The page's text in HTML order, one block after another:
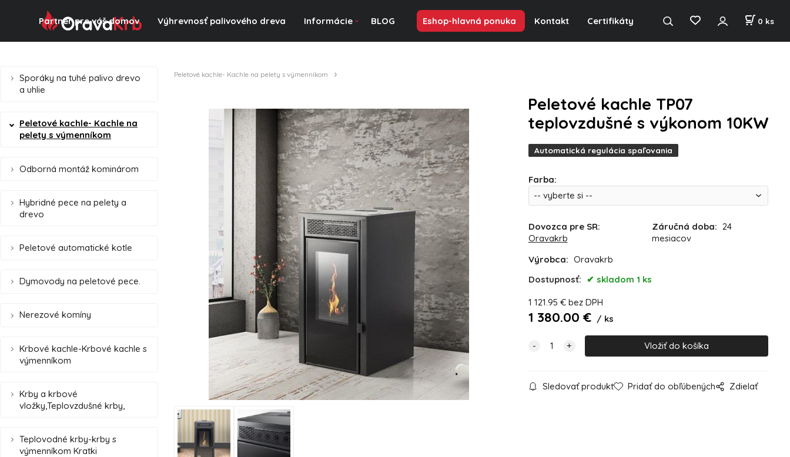
Partner pre váš domov Výhrevnosť palivového dreva Informácie BLOG Eshop-hlavná ponuka Kontakt Certifikáty 0 ks
Sporáky na tuhé palivo drevo
a uhlie
Peletové kachle- Kachle na
pelety s výmenníkom
Odborná montáž kominárom
Hybridné pece na pelety a
drevo
Peletové automatické kotle
Dymovody na peletové pece.
Nerezové komíny
Krbové kachle-Krbové kachle s
výmenníkom
Krby a krbové
vložky,Teplovzdušné krby,
Teplovodné krby-krby s
výmenníkom Kratki
Peletové kachle- Kachle na pelety s výmenníkom
Peletové kachle TP07
teplovzdušné s výkonom 10KW
Automatická regulácia spaľovania
Farba:
Dovozca pre SR:
Oravakrb
Záručná doba: 24
mesiacov
Výrobca: Oravakrb
Dostupnosť:
skladom 1 ks
1 121.95 € bez DPH
1 380.00 € ks
Sledovať produkt Pridať do obľúbených Zdielať